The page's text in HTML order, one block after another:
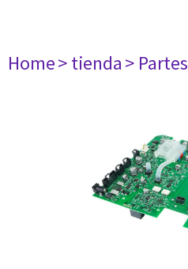
Home> tienda> Partes